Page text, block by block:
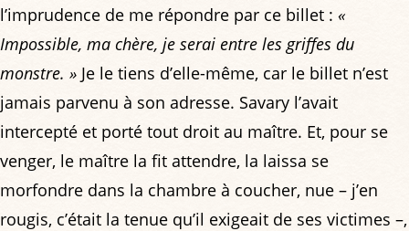
l’imprudence de me répondre par ce billet : «
Impossible, ma chère, je serai entre les griffes du
monstre. » Je le tiens d’elle-même, car le billet n’est
jamais parvenu à son adresse. Savary l’avait
intercepté et porté tout droit au maître. Et, pour se
venger, le maître la fit attendre, la laissa se
morfondre dans la chambre à coucher, nue – j’en
rougis, c’était la tenue qu’il exigeait de ses victimes –,